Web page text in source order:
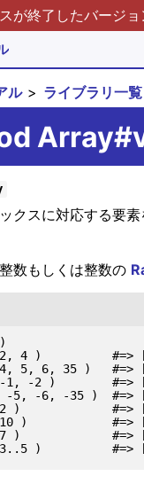
が終了したバージ
ル ライブラリ一覧
クスに対応する要
数もしくは整数の
2, 4 )          #=>
4, 5, 6, 35 )
-1, -2 )        #=>
-5, -6, -35 )
)             #=>
)
)